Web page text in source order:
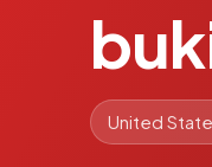
United